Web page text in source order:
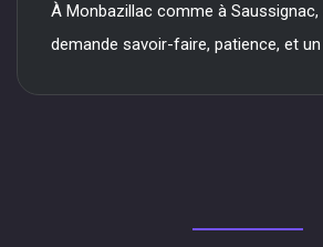
À Monbazillac comme à
demande savoir-faire, patience, et